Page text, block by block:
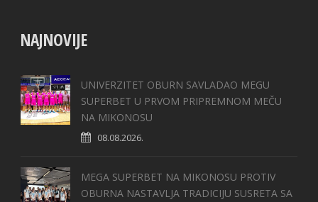
NAJNOVIJE
UNIVERZITET OBURN SAVLADAO MEGU
SUPERBET U PRVOM PRIPREMNOM MEČU
NA MIKONOSU
08.08.2026.
MEGA SUPERBET NA MIKONOSU PROTIV
OBURNA NASTAVLJA TRADICIJU SUSRETA SA